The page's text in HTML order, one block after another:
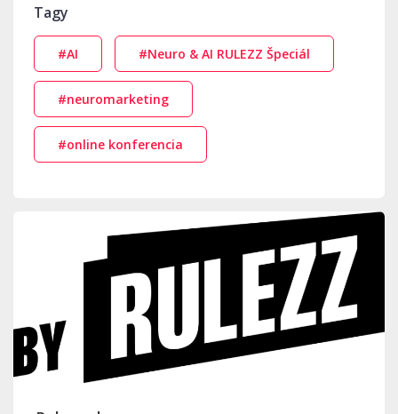
Tagy
#AI #Neuro & AI RULEZZ Špeciál
#neuromarketing
#online konferencia